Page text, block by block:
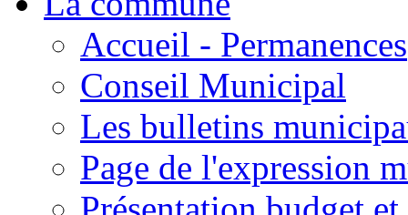
Accueil - Permanences
Conseil Municipal
Les bulletins
Page de l'expression